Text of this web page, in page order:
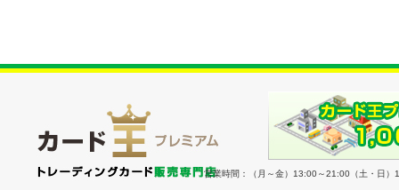
営業時間：（月～金）13:00～21:00（土・日